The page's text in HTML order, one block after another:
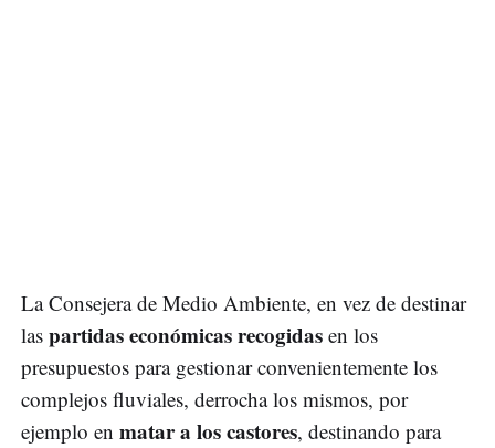
La Consejera de Medio Ambiente, en vez de destinar
las partidas económicas recogidas en los
presupuestos para gestionar convenientemente los
complejos fluviales, derrocha los mismos, por
ejemplo en matar a los castores, destinando para